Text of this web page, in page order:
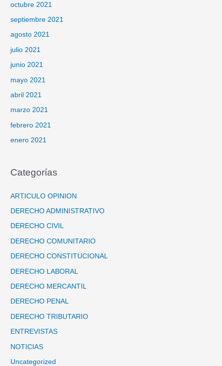
octubre 2021
septiembre 2021
agosto 2021
julio 2021
junio 2021
mayo 2021
abril 2021
marzo 2021
febrero 2021
enero 2021
Categorías
ARTICULO OPINION
DERECHO ADMINISTRATIVO
DERECHO CIVIL
DERECHO COMUNITARIO
DERECHO CONSTITUCIONAL
DERECHO LABORAL
DERECHO MERCANTIL
DERECHO PENAL
DERECHO TRIBUTARIO
ENTREVISTAS
NOTICIAS
Uncategorized